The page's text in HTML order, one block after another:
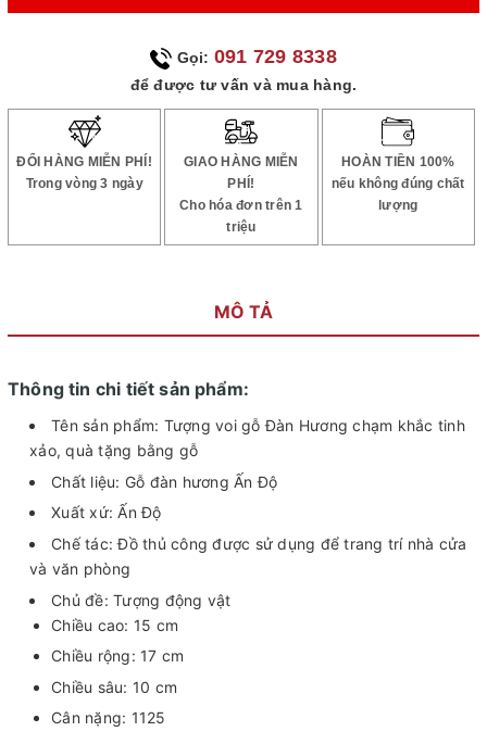
Gọi: 091 729 8338
để được tư vấn và mua hàng.
ĐỔI HÀNG MIỄN PHÍ!
Trong vòng 3 ngày
GIAO HÀNG MIỄN
PHÍ!
Cho hóa đơn trên 1
triệu
HOÀN TIỀN 100%
nếu không đúng chất
lượng
MÔ TẢ
Thông tin chi tiết sản phẩm:
Tên sản phẩm: Tượng voi gỗ Đàn Hương chạm khắc tinh
xảo, quà tặng bằng gỗ
Chất liệu: Gỗ đàn hương Ấn Độ
Xuất xứ: Ấn Độ
Chế tác: Đồ thủ công được sử dụng để trang trí nhà cửa
và văn phòng
Chủ đề: Tượng động vật
Chiều cao: 15 cm
Chiều rộng: 17 cm
Chiều sâu: 10 cm
Cân nặng: 1125